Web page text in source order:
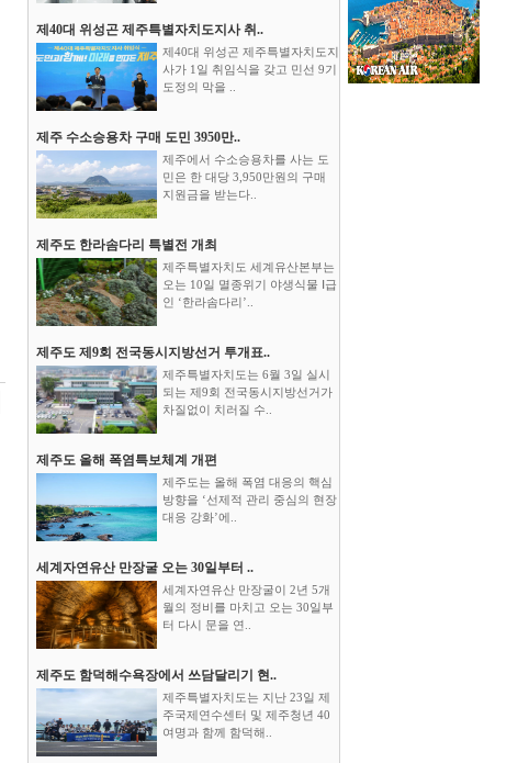
제40대 위성곤 제주특별자치도지사 취..
제40대 위성곤 제주특별자치도지
사가 1일 취임식을 갖고 민선 9기
도정의 막을 ..
제주 수소승용차 구매 도민 3950만..
제주에서 수소승용차를 사는 도
민은 한 대당 3,950만원의 구매
지원금을 받는다..
제주도 한라솜다리 특별전 개최
제주특별자치도 세계유산본부는
오는 10일 멸종위기 야생식물 Ⅰ급
인 ‘한라솜다리’..
제주도 제9회 전국동시지방선거 투개표..
제주특별자치도는 6월 3일 실시
되는 제9회 전국동시지방선거가
차질없이 치러질 수..
제주도 올해 폭염특보체계 개편
제주도는 올해 폭염 대응의 핵심
방향을 ‘선제적 관리 중심의 현장
대응 강화’에..
세계자연유산 만장굴 오는 30일부터 ..
세계자연유산 만장굴이 2년 5개
월의 정비를 마치고 오는 30일부
터 다시 문을 연..
제주도 함덕해수욕장에서 쓰담달리기 현..
제주특별자치도는 지난 23일 제
주국제연수센터 및 제주청년 40
여명과 함께 함덕해..